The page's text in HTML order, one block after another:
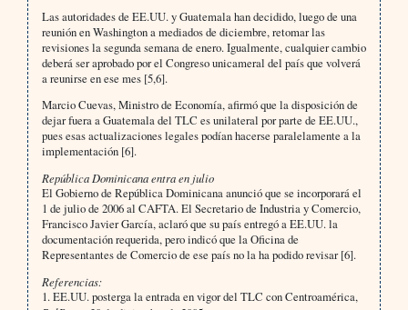
Las autoridades de EE.UU. y Guatemala han decidido, luego de una
reunión en Washington a mediados de diciembre, retomar las
revisiones la segunda semana de enero. Igualmente, cualquier cambio
deberá ser aprobado por el Congreso unicameral del país que volverá
a reunirse en ese mes [5,6].
Marcio Cuevas, Ministro de Economía, afirmó que la disposición de
dejar fuera a Guatemala del TLC es unilateral por parte de EE.UU.,
pues esas actualizaciones legales podían hacerse paralelamente a la
implementación [6].
República Dominicana entra en julio
El Gobierno de República Dominicana anunció que se incorporará el
1 de julio de 2006 al CAFTA. El Secretario de Industria y Comercio,
Francisco Javier García, aclaró que su país entregó a EE.UU. la
documentación requerida, pero indicó que la Oficina de
Representantes de Comercio de ese país no la ha podido revisar [6].
Referencias:
1. EE.UU. posterga la entrada en vigor del TLC con Centroamérica,